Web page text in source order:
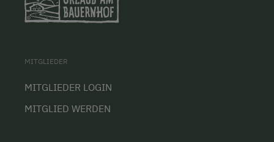
MITGLIEDER
MITGLIEDER LOGIN
MITGLIED WERDEN